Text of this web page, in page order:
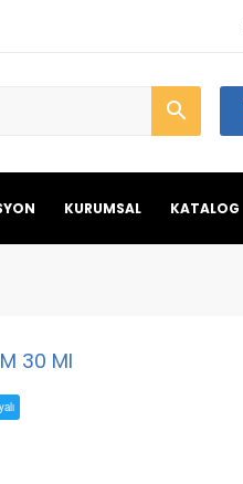
KURUMSAL KATALOG
30 Ml